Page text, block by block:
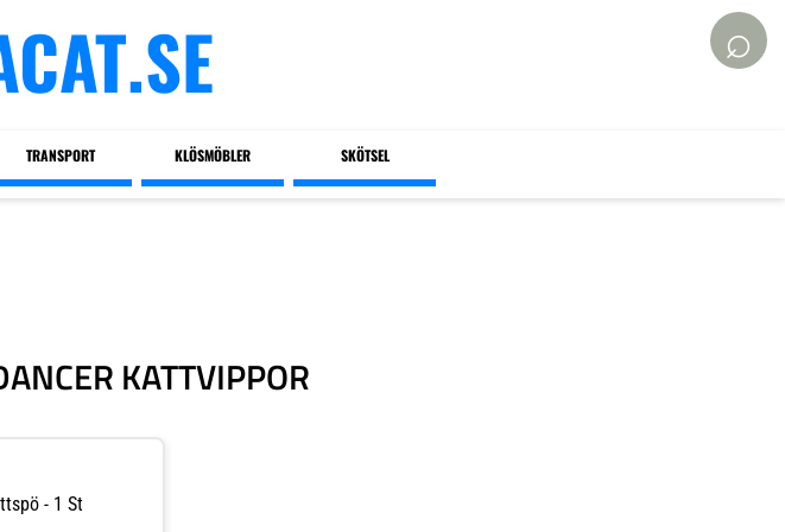
⌕
TRANSPORT KLÖSMÖBLER SKÖTSEL
KATTVIPPOR
- 1 St